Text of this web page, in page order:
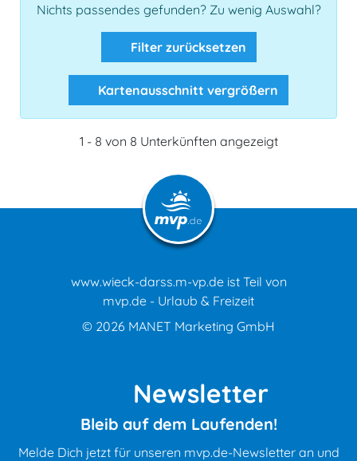
Nichts passendes gefunden? Zu wenig Auswahl?
Filter zurücksetzen
Kartenausschnitt vergrößern
1 - 8 von 8 Unterkünften angezeigt
www.wieck-darss.m-vp.de ist Teil von
mvp.de - Urlaub & Freizeit
© 2026 MANET Marketing GmbH
Newsletter
Bleib auf dem Laufenden!
Melde Dich jetzt für unseren mvp.de-Newsletter an und